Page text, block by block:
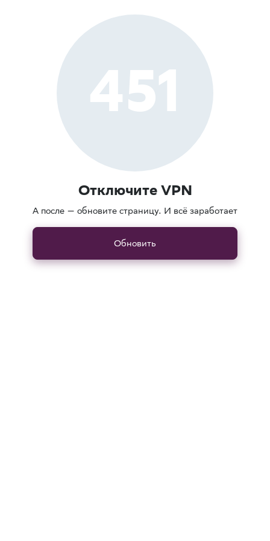
451
Отключите VPN
А после — обновите страницу. И всё заработает
Обновить